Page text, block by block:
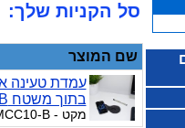
סל הקניות שלך:
שם המוצר
עמדת טעינה
בתוך משטח MCC10-B
מקט - MCC10-B